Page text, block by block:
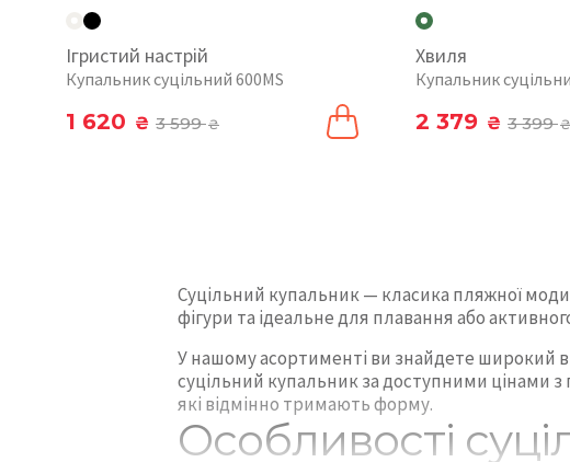
Ігристий настрій
Купальник суцільний 600MS
1 620 ₴ 3 599₴
Хвиля
Купальник
2 379 ₴ 3 399₴
Суцільний купальник — класика пляжної
фігури та ідеальне для плавання або
У нашому асортименті ви знайдете широкий
суцільний купальник за доступними цінами з
які відмінно тримають форму.
Особливості